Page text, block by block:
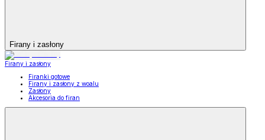
Firany i zasłony
Firany i zasłony
Firanki gotowe
Firany i zasłony z woalu
Zasłony
Akcesoria do firan